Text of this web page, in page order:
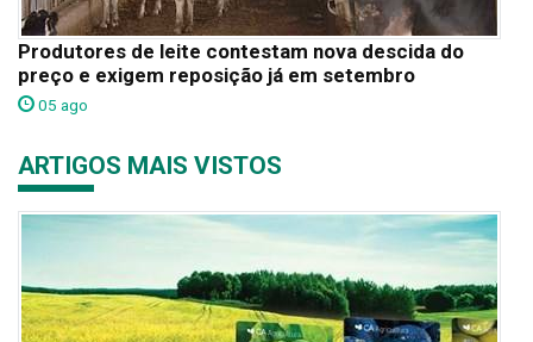
Produtores de leite contestam nova descida do
preço e exigem reposição já em setembro
05 ago
ARTIGOS MAIS VISTOS